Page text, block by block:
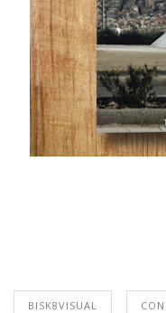
BISK8VISUAL